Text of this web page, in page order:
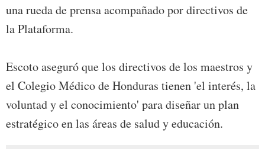
una rueda de prensa acompañado por directivos de
la Plataforma.
Escoto aseguró que los directivos de los maestros y
el Colegio Médico de Honduras tienen 'el interés, la
voluntad y el conocimiento' para diseñar un plan
estratégico en las áreas de salud y educación.